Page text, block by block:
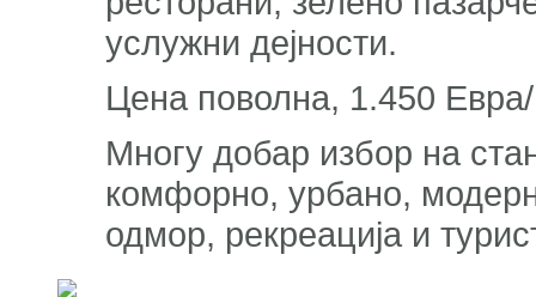
услужни дејности.
Цена поволна, 1.450
Многу добар избор на
комфорно, урбано,
одмор, рекреација и